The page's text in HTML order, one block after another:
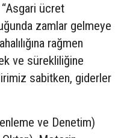
ücret
zamlar gelmeye
rağmen
ve sürekliliğine
sabitken, giderler
ve Denetim)